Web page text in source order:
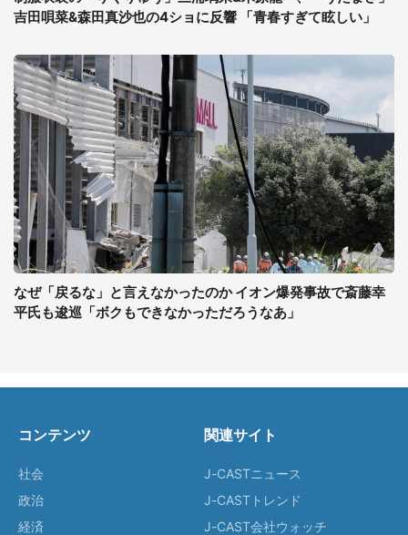
吉田唄菜&森田真沙也の4ショに反響 「青春すぎて眩しい」
なぜ「戻るな」と言えなかったのか イオン爆発事故で斎藤幸
平氏も逡巡「ボクもできなかっただろうなあ」
コンテンツ
社会
政治
経済
関連サイト
J-CASTニュース
J-CASTトレンド
J-CAST会社ウォッチ